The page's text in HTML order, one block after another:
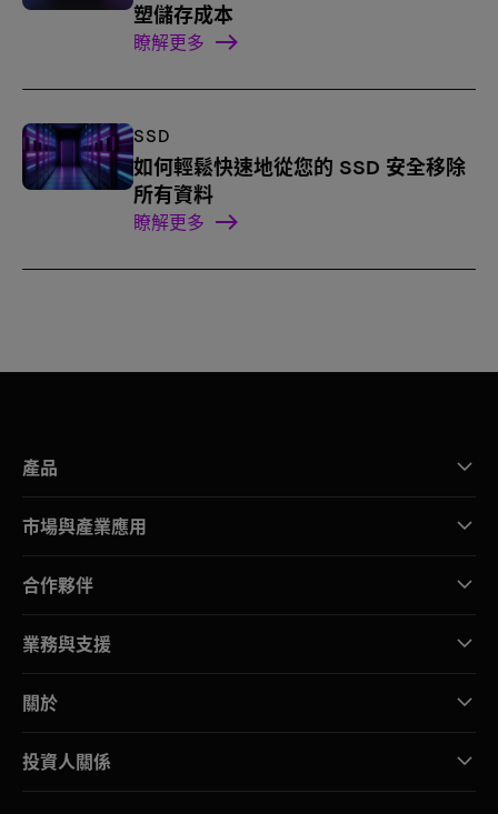
塑儲存成本
瞭解更多
SSD
如何輕鬆快速地從您的 SSD 安全移除
所有資料
瞭解更多
產品
市場與產業應用
合作夥伴
業務與支援
關於
投資人關係